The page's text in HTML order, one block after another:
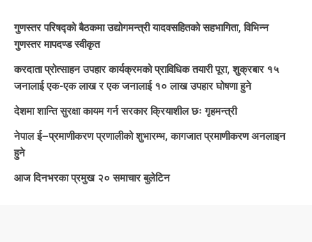
गुणस्तर परिषद्को बैठकमा उद्योगमन्त्री यादवसहितको सहभागिता, विभिन्न
गुणस्तर मापदण्ड स्वीकृत
करदाता प्रोत्साहन उपहार कार्यक्रमको प्राविधिक तयारी पूरा, शुक्रबार १५
जनालाई एक-एक लाख र एक जनालाई १० लाख उपहार घोषणा हुने
देशमा शान्ति सुरक्षा कायम गर्न सरकार क्रियाशील छः गृहमन्त्री
नेपाल ई–प्रमाणीकरण प्रणालीको शुभारम्भ, कागजात प्रमाणीकरण अनलाइन
हुने
आज दिनभरका प्रमुख २० समाचार बुलेटिन